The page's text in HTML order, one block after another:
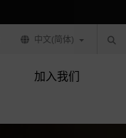
中文(简体)
加入我们